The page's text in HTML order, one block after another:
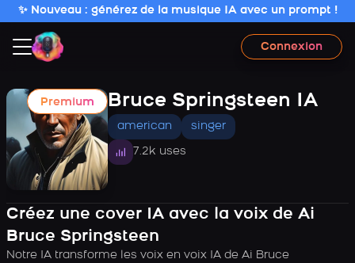
✨ Nouveau : générez de la musique IA avec un prompt !
Connexion
Premium Bruce Springsteen IA
american singer
7.2k uses
Créez une cover IA avec la voix de Ai
Bruce Springsteen
Notre IA transforme les voix en voix IA de Ai Bruce